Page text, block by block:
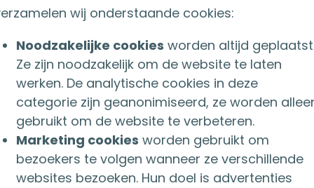
dat je klant in een zorginstelling terechtkomt,
kan nemen. De gevolmachtigde kan dan
omtrent de woning en het vermogen.
effect op de eigen bijdrage (Wlz).
Als je klant handelingsonbekwaam wordt
heeft, dan bepaalt de rechter wie de zaken
is tijdrovend, kostbaar en vaak beperkt in
Een levenstestament maakt het
wij onderstaande cookies:
Noodzakelijke cookies worden altijd
Ze zijn noodzakelijk om de website te laten
werken. De analytische cookies in deze
categorie zijn geanonimiseerd, ze worden
gebruikt om de website te verbeteren.
Marketing cookies worden gebruikt om
bezoekers te volgen wanneer ze verschillende
websites bezoeken. Hun doel is advertenties